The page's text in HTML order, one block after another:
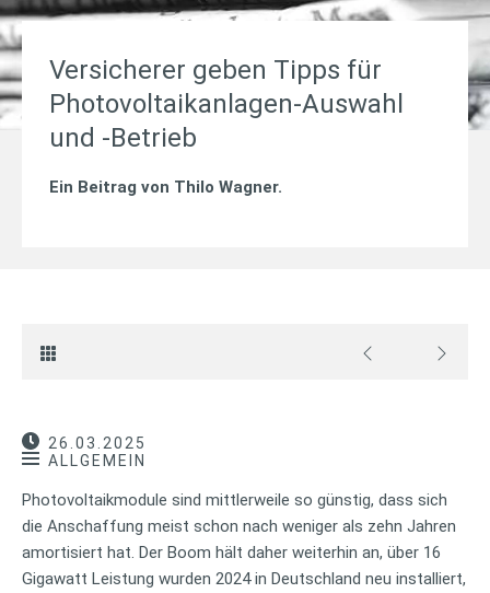
Versicherer geben Tipps für
Photovoltaikanlagen-Auswahl
und -Betrieb
Ein Beitrag von Thilo Wagner.
26.03.2025
ALLGEMEIN
Photovoltaikmodule sind mittlerweile so günstig, dass sich
die Anschaffung meist schon nach weniger als zehn Jahren
amortisiert hat. Der Boom hält daher weiterhin an, über 16
Gigawatt Leistung wurden 2024 in Deutschland neu installiert,